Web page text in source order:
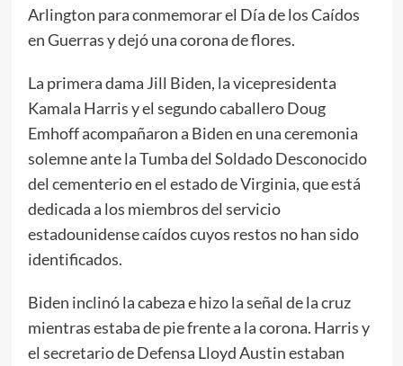
Arlington para conmemorar el Día de los Caídos
en Guerras y dejó una corona de flores.
La primera dama Jill Biden, la vicepresidenta
Kamala Harris y el segundo caballero Doug
Emhoff acompañaron a Biden en una ceremonia
solemne ante la Tumba del Soldado Desconocido
del cementerio en el estado de Virginia, que está
dedicada a los miembros del servicio
estadounidense caídos cuyos restos no han sido
identificados.
Biden inclinó la cabeza e hizo la señal de la cruz
mientras estaba de pie frente a la corona. Harris y
el secretario de Defensa Lloyd Austin estaban